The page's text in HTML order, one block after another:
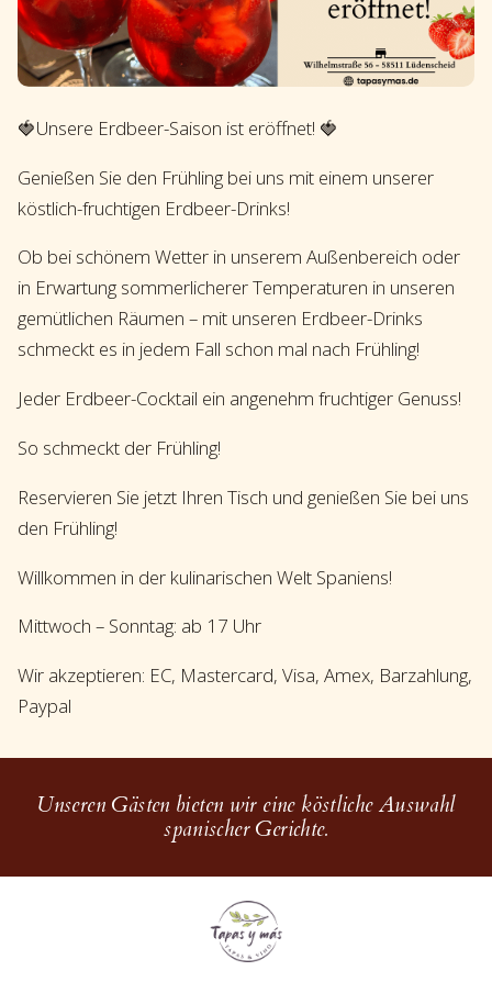
🍓Unsere Erdbeer-Saison ist eröffnet! 🍓
Genießen Sie den Frühling bei uns mit einem unserer
köstlich-fruchtigen Erdbeer-Drinks!
Ob bei schönem Wetter in unserem Außenbereich oder
in Erwartung sommerlicherer Temperaturen in unseren
gemütlichen Räumen – mit unseren Erdbeer-Drinks
schmeckt es in jedem Fall schon mal nach Frühling!
Jeder Erdbeer-Cocktail ein angenehm fruchtiger Genuss!
So schmeckt der Frühling!
Reservieren Sie jetzt Ihren Tisch und genießen Sie bei uns
den Frühling!
Willkommen in der kulinarischen Welt Spaniens!
Mittwoch – Sonntag: ab 17 Uhr
Wir akzeptieren: EC, Mastercard, Visa, Amex, Barzahlung,
Paypal
Unseren Gästen bieten wir eine köstliche Auswahl
spanischer Gerichte.